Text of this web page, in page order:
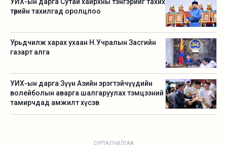
төрийн тахилгад оролцлоо
Урьдчилж харах ухаан Н.Учралын Засгийн
газарт алга
УИХ-ын дарга Зүүн Азийн эрэгтэйчүүдийн
волейболын аварга шалгаруулах тэмцээний
тамирчдад амжилт хүсэв
СУРТАЛЧИЛГАА